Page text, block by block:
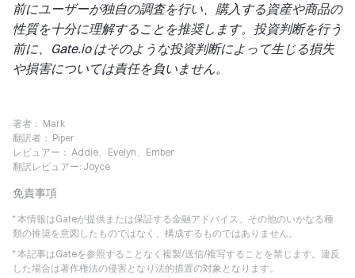
前にユーザーが独自の調査を行い、購入する資産や商品の
性質を十分に理解することを推奨します。投資判断を行う
前に、Gate.io はそのような投資判断によって生じる損失
や損害については責任を負いません。
著者： Mark
翻訳者： Piper
レビュアー： Addie、Evelyn、Ember
翻訳レビュアー: Joyce
免責事項
* 本情報はGateが提供または保証する金融アドバイス、その他のいかなる種
類の推奨を意図したものではなく、構成するものではありません。
* 本記事はGateを参照することなく複製/送信/複写することを禁じます。違反
した場合は著作権法の侵害となり法的措置の対象となります。